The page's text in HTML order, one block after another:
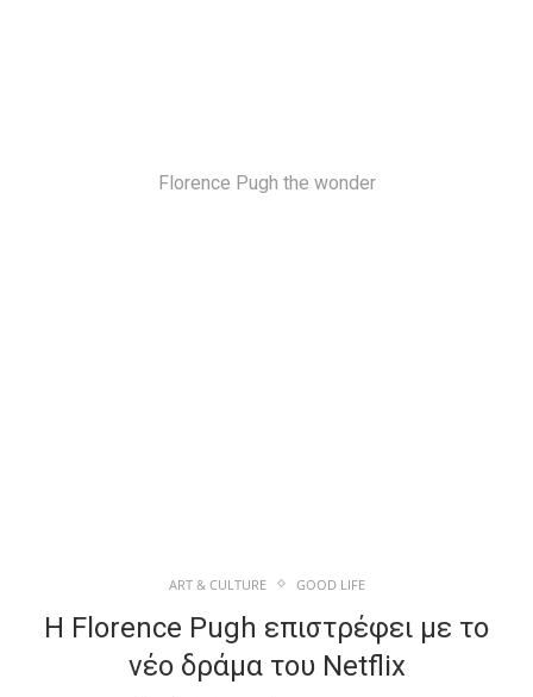
Florence Pugh the wonder
ART & CULTURE GOOD LIFE
Η Florence Pugh επιστρέφει με το
νέο δράμα του Netflix